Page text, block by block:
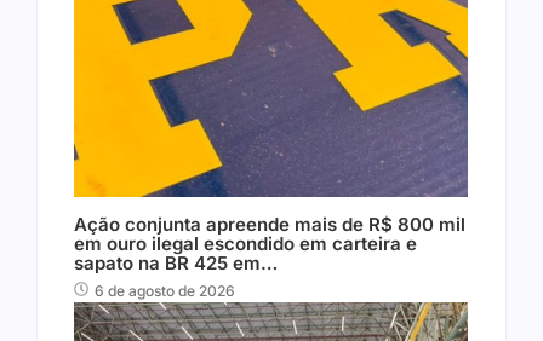
Ação conjunta apreende mais de R$ 800 mil
em ouro ilegal escondido em carteira e
sapato na BR 425 em…
6 de agosto de 2026